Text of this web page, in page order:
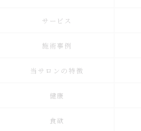
サービス
施術事例
当サロンの特徴
健康
食欲